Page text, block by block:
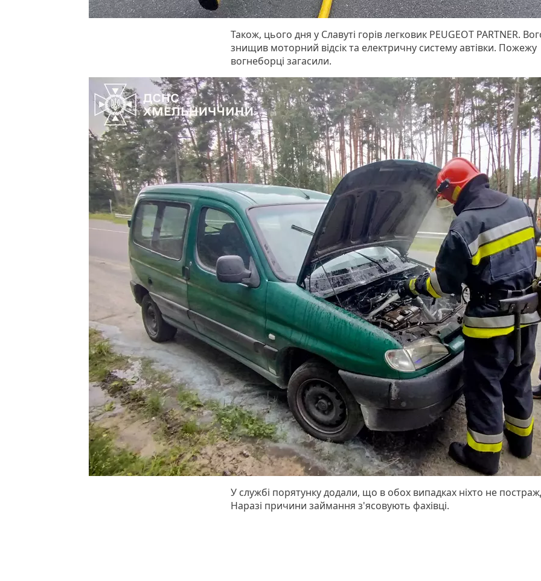
Також, цього дня у Славуті горів легковик PEUGEOT PARTNER.
знищив моторний відсік та електричну систему автівки. Пожежу
вогнеборці загасили.
У службі порятунку додали, що в обох випадках ніхто не
Наразі причини займання з'ясовують фахівці.